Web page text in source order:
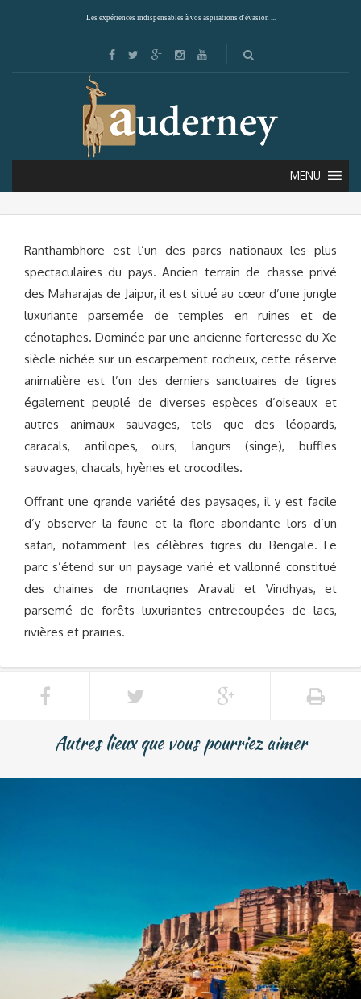
Les expériences indispensables à vos aspirations d'évasion ...
MENU
PARC NATIONAL DE RANTHAMBORE
Ranthambhore est l’un des parcs nationaux les plus
spectaculaires du pays. Ancien terrain de chasse privé
des Maharajas de Jaipur, il est situé au cœur d’une jungle
luxuriante parsemée de temples en ruines et de
cénotaphes. Dominée par une ancienne forteresse du Xe
siècle nichée sur un escarpement rocheux, cette réserve
animalière est l’un des derniers sanctuaires de tigres
également peuplé de diverses espèces d’oiseaux et
autres animaux sauvages, tels que des léopards,
caracals, antilopes, ours, langurs (singe), buffles
sauvages, chacals, hyènes et crocodiles.
Offrant une grande variété des paysages, il y est facile
d’y observer la faune et la flore abondante lors d’un
safari, notamment les célèbres tigres du Bengale. Le
parc s’étend sur un paysage varié et vallonné constitué
des chaines de montagnes Aravali et Vindhyas, et
parsemé de forêts luxuriantes entrecoupées de lacs,
rivières et prairies.
Autres lieux que vous pourriez aimer